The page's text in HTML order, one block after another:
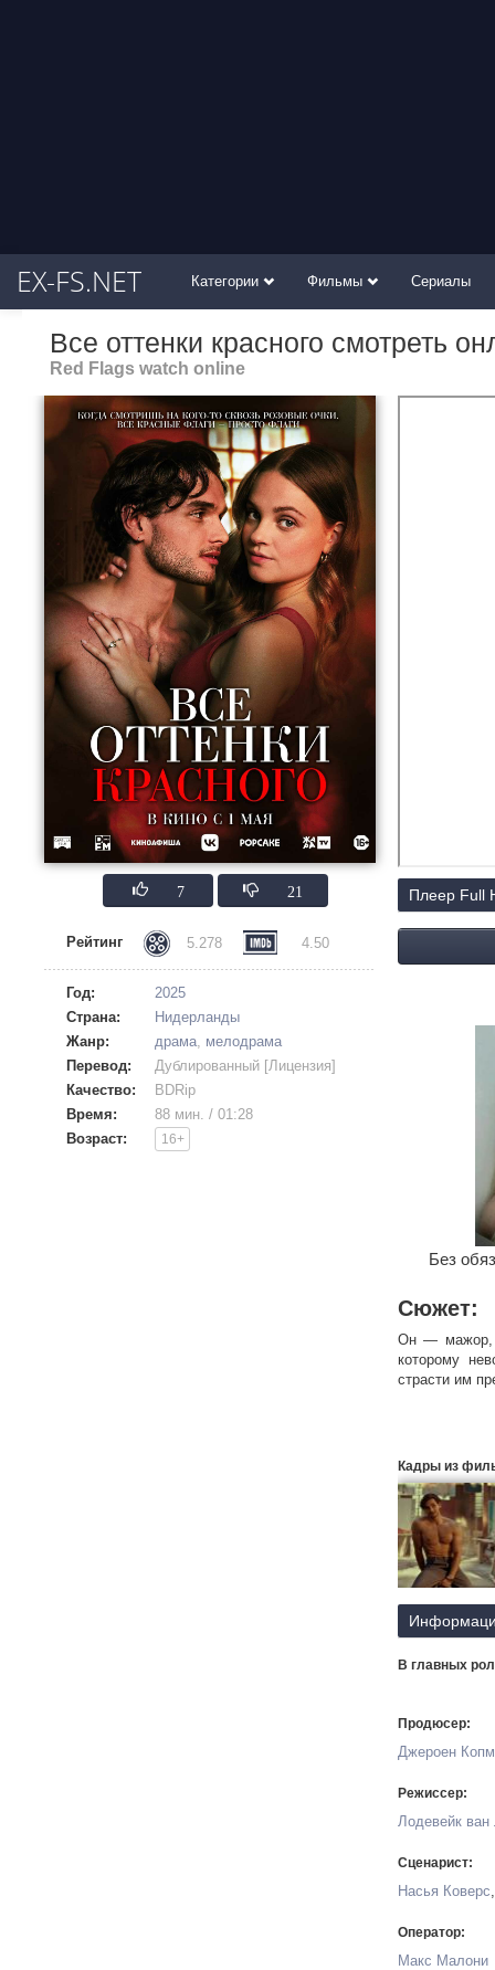
EX-FS.NET Категории Фильмы Сериалы
Все оттенки красного смотреть
Red Flags watch online
7 21
Рейтинг 5.278 4.50
Год:
2025
Страна:
Нидерланды
Жанр:
драма, мелодрама
Перевод:
Дублированный [Лицензия]
Качество:
BDRip
Время:
88 мин. / 01:28
Возраст:
16+
Плеер Full
Без
Сюжет:
Он — мажор,
которому
страсти им
Кадры из
В главных
Продюсер:
Джероен
Режиссер:
Лодевейк
Сценарист:
Насья Коверс
Оператор:
Макс Малони